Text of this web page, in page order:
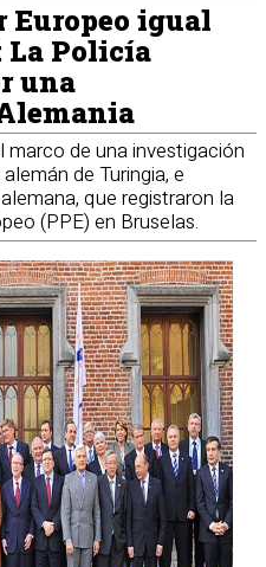
Europeo igual
La Policía
una
de una investigación
de Turingia, e
que registraron la
(PPE) en Bruselas.